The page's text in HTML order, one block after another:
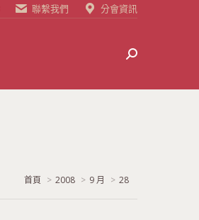
聯繫我們 分會資訊
Search:
當前位置:
首頁 2008 9 月 28